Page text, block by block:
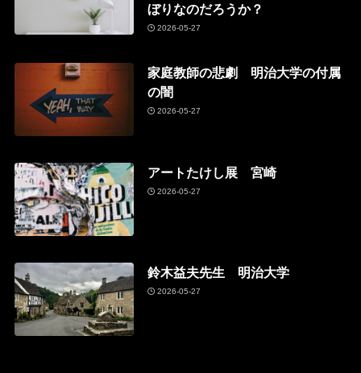
ぼりなのだろうか？
2026-05-27
家庭教師の悲劇 明治大学の付属
の闇
2026-05-27
アートたけし展 宮崎
2026-05-27
鈴木益夫先生 明治大学
2026-05-27